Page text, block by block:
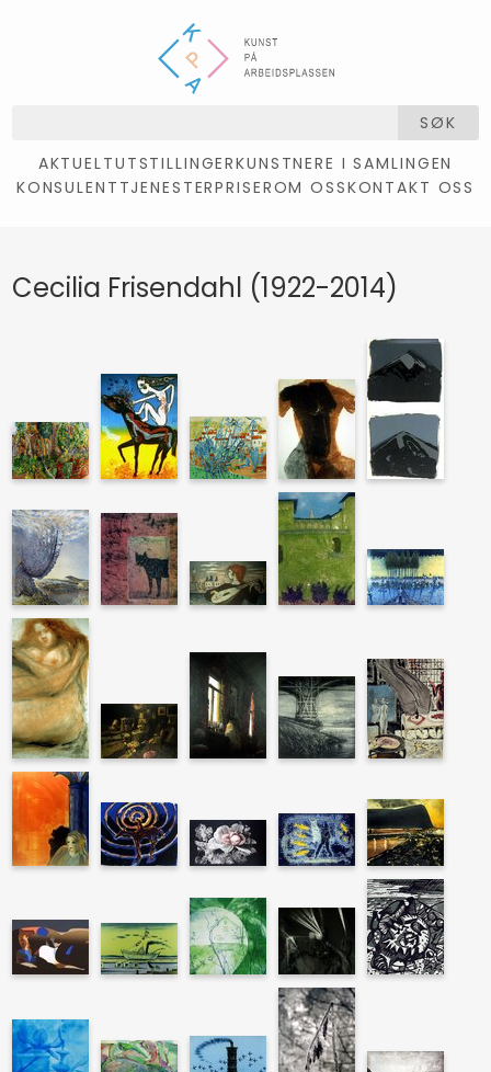
SØK
AKTUELTUTSTILLINGERKUNSTNERE I SAMLINGEN
KONSULENTTJENESTERPRISEROM OSSKONTAKT OSS
Cecilia Frisendahl (1922-2014)